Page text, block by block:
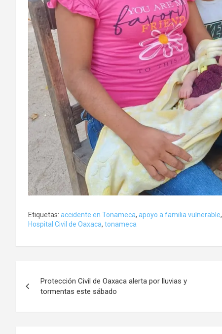
Etiquetas: accidente en Tonameca, apoyo a familia vulnerable,
Hospital Civil de Oaxaca, tonameca
de
entradas
Protección Civil de Oaxaca alerta por lluvias y
tormentas este sábado